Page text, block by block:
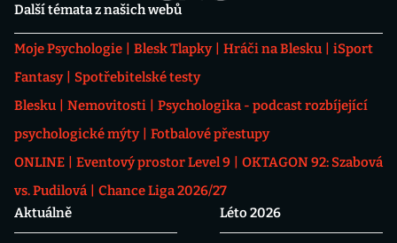
Další témata z našich webů
Moje Psychologie Blesk Tlapky Hráči na Blesku
iSport
Fantasy
Spotřebitelské testy
Blesku
Nemovitosti
Psychologika - podcast rozbíjející
psychologické mýty
Fotbalové přestupy
ONLINE
Eventový prostor Level 9
OKTAGON 92: Szabová
vs. Pudilová
Chance Liga 2026/27
Aktuálně
Léto 2026